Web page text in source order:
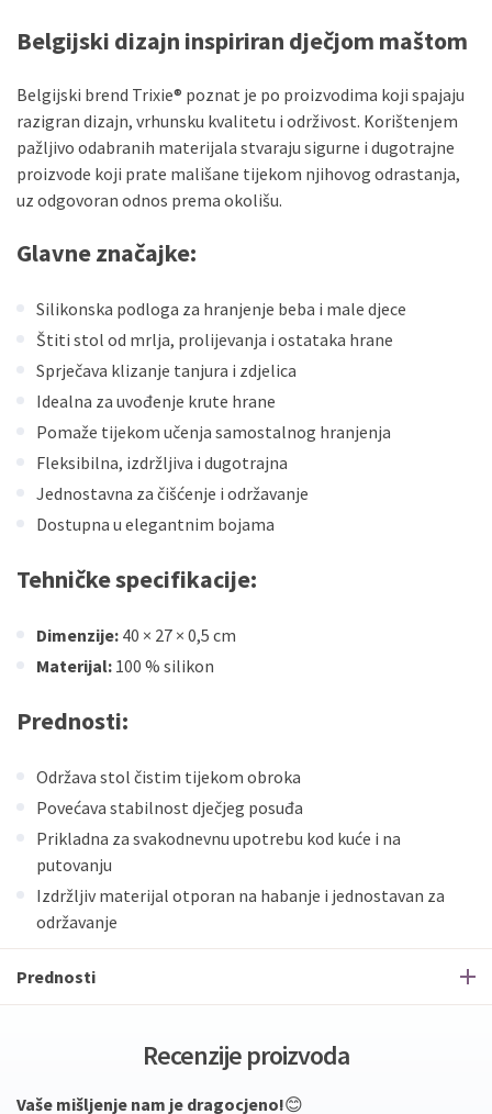
Belgijski dizajn inspiriran dječjom maštom
Belgijski brend Trixie® poznat je po proizvodima koji spajaju
razigran dizajn, vrhunsku kvalitetu i održivost. Korištenjem
pažljivo odabranih materijala stvaraju sigurne i dugotrajne
proizvode koji prate mališane tijekom njihovog odrastanja,
uz odgovoran odnos prema okolišu.
Glavne značajke:
Silikonska podloga za hranjenje beba i male djece
Štiti stol od mrlja, prolijevanja i ostataka hrane
Sprječava klizanje tanjura i zdjelica
Idealna za uvođenje krute hrane
Pomaže tijekom učenja samostalnog hranjenja
Fleksibilna, izdržljiva i dugotrajna
Jednostavna za čišćenje i održavanje
Dostupna u elegantnim bojama
Tehničke specifikacije:
Dimenzije: 40 × 27 × 0,5 cm
Materijal: 100 % silikon
Prednosti:
Održava stol čistim tijekom obroka
Povećava stabilnost dječjeg posuđa
Prikladna za svakodnevnu upotrebu kod kuće i na
putovanju
Izdržljiv materijal otporan na habanje i jednostavan za
održavanje
Prednosti
Recenzije proizvoda
Vaše mišljenje nam je dragocjeno!😊